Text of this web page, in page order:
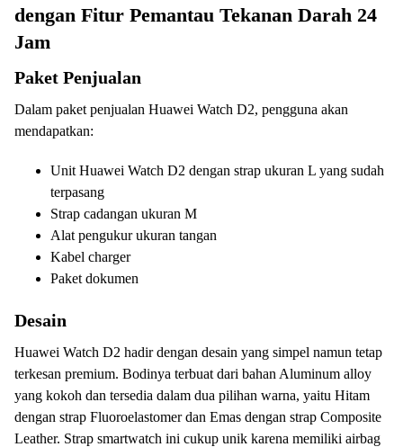
dengan Fitur Pemantau Tekanan Darah 24
Jam
Paket Penjualan
Dalam paket penjualan Huawei Watch D2, pengguna akan
mendapatkan:
Unit Huawei Watch D2 dengan strap ukuran L yang sudah
terpasang
Strap cadangan ukuran M
Alat pengukur ukuran tangan
Kabel charger
Paket dokumen
Desain
Huawei Watch D2 hadir dengan desain yang simpel namun tetap
terkesan premium. Bodinya terbuat dari bahan Aluminum alloy
yang kokoh dan tersedia dalam dua pilihan warna, yaitu Hitam
dengan strap Fluoroelastomer dan Emas dengan strap Composite
Leather. Strap smartwatch ini cukup unik karena memiliki airbag